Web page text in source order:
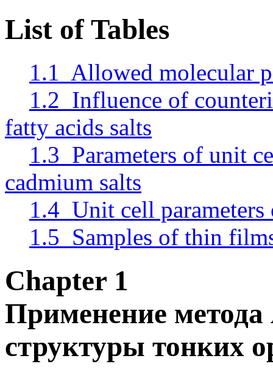
List of Tables
1.1 Allowed molecular
1.2 Influence of
fatty acids salts
1.3 Parameters of unit
cadmium salts
1.4 Unit cell
1.5 Samples of thin
Chapter 1
Применение
структуры тонких